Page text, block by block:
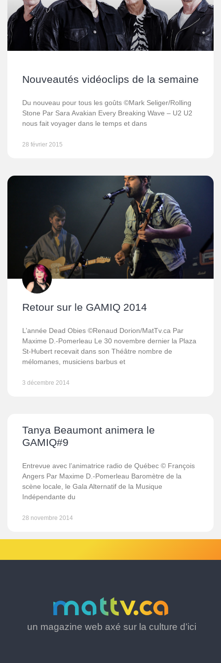
Nouveautés vidéoclips de la semaine
Du nouveau pour tous les goûts ©Mark Seliger/Rolling
Stone Par Sara Avakian Every Breaking Wave – U2 U2
nous fait voyager dans le temps et dans
28 février 2015
Retour sur le GAMIQ 2014
L’année Dead Obies ©Renaud Dorion/MatTv.ca Par
Maxime D.-Pomerleau Le 30 novembre dernier la Plaza
St-Hubert recevait dans son Théâtre nombre de
mélomanes, musiciens barbus et
3 décembre 2014
Tanya Beaumont animera le
GAMIQ#9
Entrevue avec l’animatrice radio de Québec © François
Angers Par Maxime D.-Pomerleau Baromètre de la
scène locale, le Gala Alternatif de la Musique
Indépendante du
28 novembre 2014
un magazine web axé sur la culture d’ici